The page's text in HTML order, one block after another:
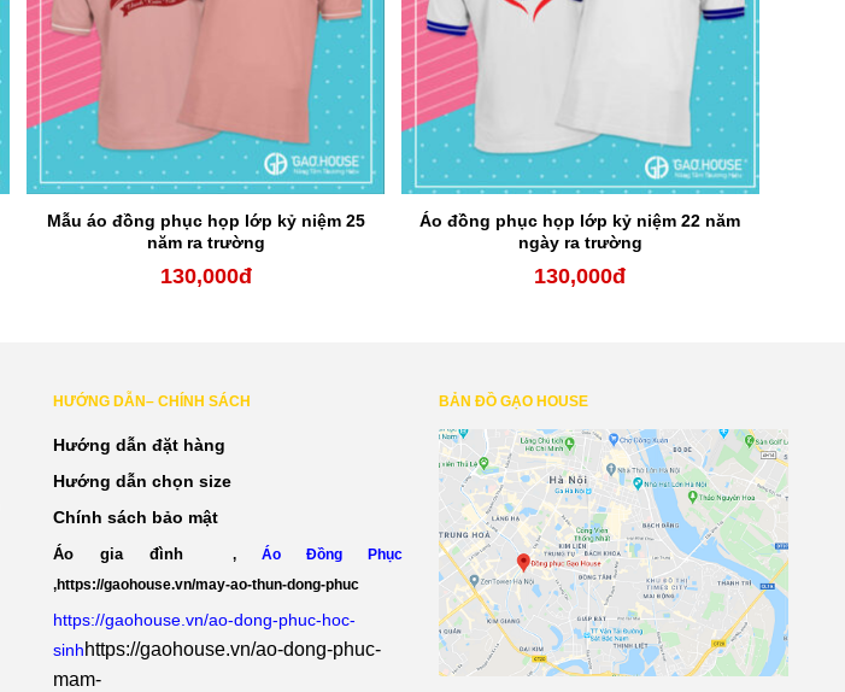
Mẫu áo đồng phục họp lớp kỷ niệm 25
năm ra trường
130,000đ
Áo đồng phục họp lớp kỷ niệm 22 năm
ngày ra trường
130,000đ
HƯỚNG DẪN– CHÍNH SÁCH
Hướng dẫn đặt hàng
Hướng dẫn chọn size
Chính sách bảo mật
Áo gia đình,Áo Đồng Phục
,https://gaohouse.vn/may-ao-thun-dong-phuc
https://gaohouse.vn/ao-dong-phuc-hoc-
sinhhttps://gaohouse.vn/ao-dong-phuc-
mam-
BẢN ĐỒ GẠO HOUSE